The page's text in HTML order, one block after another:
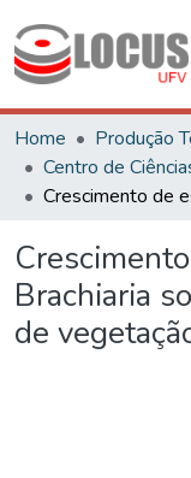
Home
Produção
Centro de
Brachiaria
de